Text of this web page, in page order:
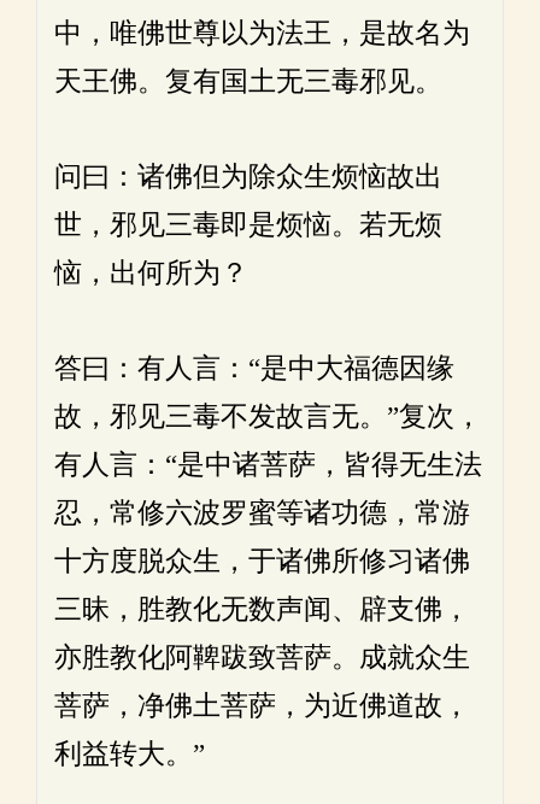
中，唯佛世尊以为法王，是故名为
天王佛。复有国土无三毒邪见。
问曰：诸佛但为除众生烦恼故出
世，邪见三毒即是烦恼。若无烦
恼，出何所为？
答曰：有人言：“是中大福德因缘
故，邪见三毒不发故言无。”复次，
有人言：“是中诸菩萨，皆得无生法
忍，常修六波罗蜜等诸功德，常游
十方度脱众生，于诸佛所修习诸佛
三昧，胜教化无数声闻、辟支佛，
亦胜教化阿鞞跋致菩萨。成就众生
菩萨，净佛土菩萨，为近佛道故，
利益转大。”